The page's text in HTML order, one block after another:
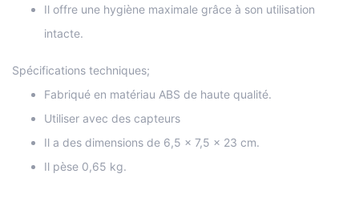
Il offre une hygiène maximale grâce à son utilisation
intacte.
Spécifications techniques;
Fabriqué en matériau ABS de haute qualité.
Utiliser avec des capteurs
Il a des dimensions de 6,5 x 7,5 x 23 cm.
Il pèse 0,65 kg.